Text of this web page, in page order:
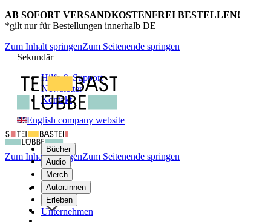
AB SOFORT VERSANDKOSTENFREI BESTELLEN!
*gilt nur für Bestellungen innerhalb DE
Zum Inhalt springenZum Seitenende springen
Sekundär
Hilfe & Support
Newsletter
Kontakt
English company website
Bücher
Audio
Merch
Autor:innen
Erleben
Unternehmen
Zum Inhalt springenZum Seitenende springen